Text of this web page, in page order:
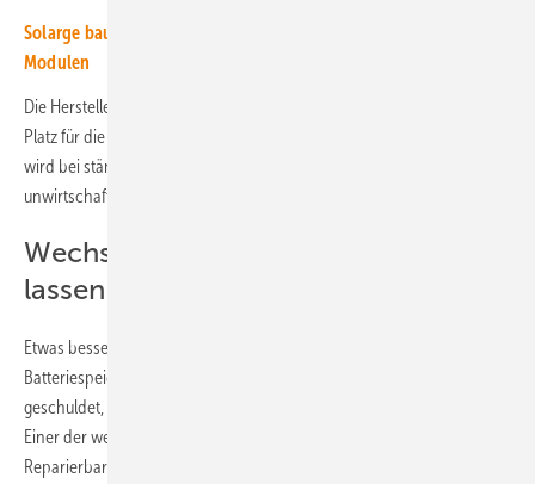
Solarge baut in Belgien Solaranlage mit komplett recyclebaren
Modulen
Die Hersteller hingegen leeren ihre Lager so schnell wie möglich, um
Platz für die neuesten Produkte zu haben. „Aber auch dieser Service
wird bei ständig fallenden Modulpreisen zunehmend unbeliebt, weil
unwirtschaftlich“, sagt der PV-Xchange-Chef.
Wechselrichter kann man reparieren
lassen
Etwas besser ist die Situation bei den Wechselrichtern und
Batteriespeichern. Doch dies ist auch nur einigen Dienstleistern
geschuldet, die sich mit der Reparatur dieser Geräte beschäftigen.
Einer der wenigen Hersteller, die das Ersatzteilmanagement und die
Reparierbarkeit der Geräte schon bei der Entwicklung mitdenken, ist